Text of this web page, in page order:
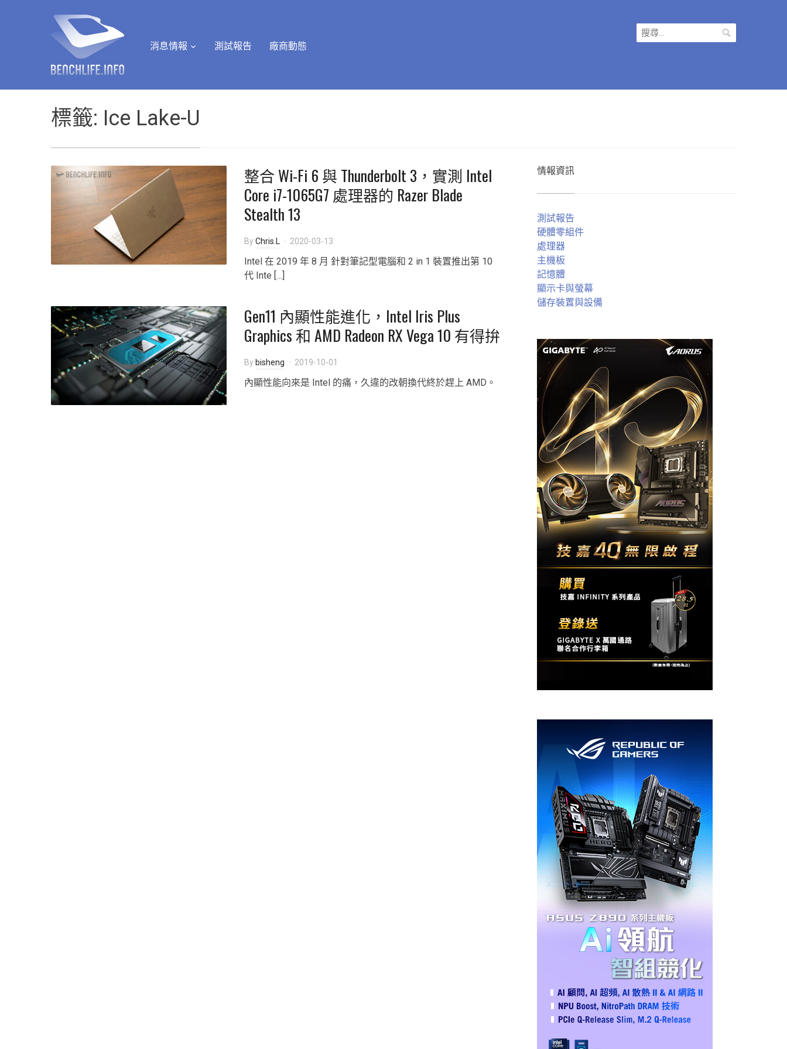
消息情報 測試報告 廠商動態
搜
尋
標籤: Ice Lake-U
整合 Wi-Fi 6 與 Thunderbolt 3，實測 Intel
Core i7-1065G7 處理器的 Razer Blade
Stealth 13
ByChris.L 2020-03-13
Intel 在 2019 年 8 月 針對筆記型電腦和 2 in 1 裝置推出第 10
代 Inte […]
Gen11 內顯性能進化，Intel Iris Plus
Graphics 和 AMD Radeon RX Vega 10 有得拚
By bisheng 2019-10-01
內顯性能向來是 Intel 的痛，久違的改朝換代終於趕上 AMD。
情報資訊
測試報告
硬體零組件
處理器
主機板
記憶體
顯示卡與螢幕
儲存裝置與設備